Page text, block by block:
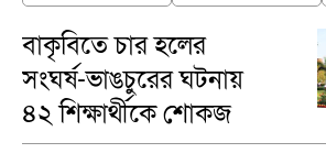
বাকৃবিতে চার হলের
সংঘর্ষ-ভাঙচুরের ঘটনায়
৪২ শিক্ষার্থীকে শোকজ